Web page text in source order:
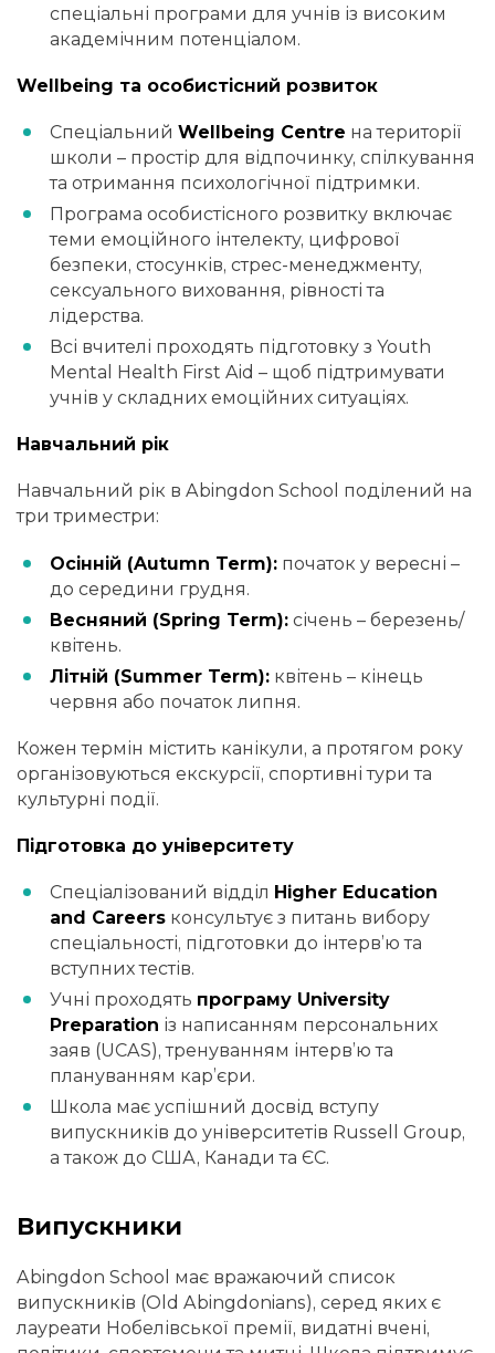
спеціальні програми для учнів із високим
академічним потенціалом.
Wellbeing та особистісний розвиток
Спеціальний Wellbeing Centre на території
школи – простір для відпочинку, спілкування
та отримання психологічної підтримки.
Програма особистісного розвитку включає
теми емоційного інтелекту, цифрової
безпеки, стосунків, стрес-менеджменту,
сексуального виховання, рівності та
лідерства.
Всі вчителі проходять підготовку з Youth
Mental Health First Aid – щоб підтримувати
учнів у складних емоційних ситуаціях.
Навчальний рік
Навчальний рік в Abingdon School поділений на
три триместри:
Осінній (Autumn Term): початок у вересні –
до середини грудня.
Весняний (Spring Term): січень – березень/
квітень.
Літній (Summer Term): квітень – кінець
червня або початок липня.
Кожен термін містить канікули, а протягом року
організовуються екскурсії, спортивні тури та
культурні події.
Підготовка до університету
Спеціалізований відділ Higher Education
and Careers консультує з питань вибору
спеціальності, підготовки до інтерв’ю та
вступних тестів.
Учні проходять програму University
Preparation із написанням персональних
заяв (UCAS), тренуванням інтерв’ю та
плануванням кар’єри.
Школа має успішний досвід вступу
випускників до університетів Russell Group,
а також до США, Канади та ЄС.
Випускники
Abingdon School має вражаючий список
випускників (Old Abingdonians), серед яких є
лауреати Нобелівської премії, видатні вчені,